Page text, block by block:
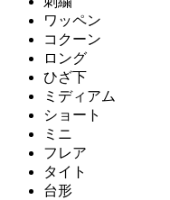
ワッペン
コクーン
ロング
ひざ下
ミディアム
ショート
ミニ
フレア
タイト
台形